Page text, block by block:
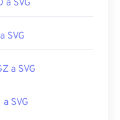
a SVG
SVG
a SVG
a SVG